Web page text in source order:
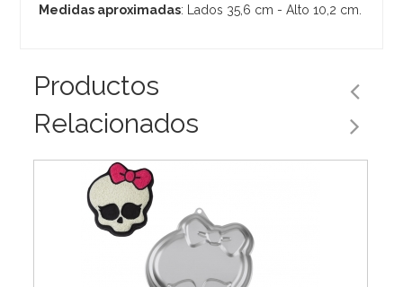
Medidas aproximadas: Lados 35,6 cm - Alto 10,2 cm.
Productos
Relacionados